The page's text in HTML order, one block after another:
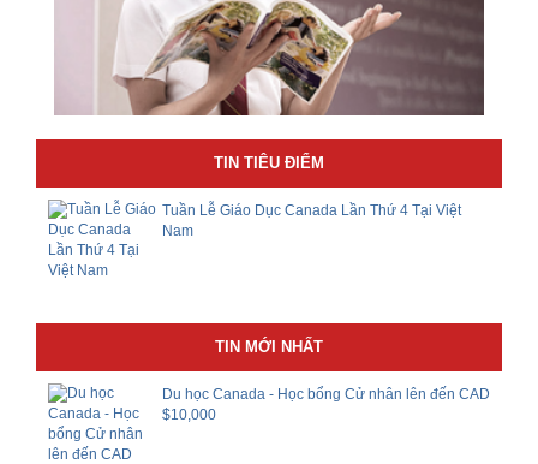
TIN TIÊU ĐIỂM
Tuần Lễ Giáo Dục Canada Lần Thứ 4 Tại Việt
Nam
TIN MỚI NHẤT
Du học Canada - Học bổng Cử nhân lên đến CAD
$10,000